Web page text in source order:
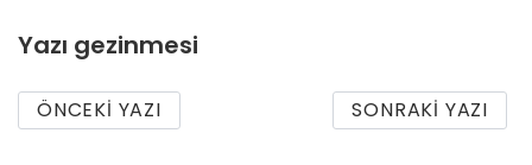
Yazı gezinmesi
ÖNCEKI YAZI SONRAKI YAZI